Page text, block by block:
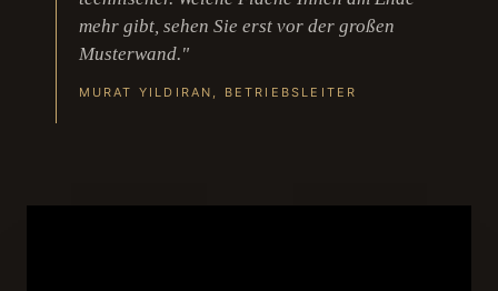
mehr gibt, sehen Sie erst vor der großen
Musterwand."
MURAT YILDIRAN, BETRIEBSLEITER